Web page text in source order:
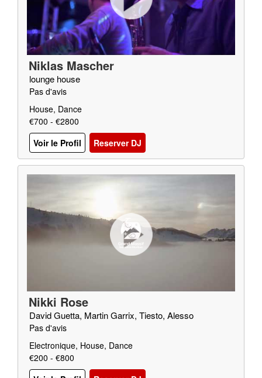
Niklas Mascher
lounge house
Pas d'avis
House, Dance
€700 - €2800
Voir le Profil
Reserver DJ
Nikki Rose
David Guetta, Martin Garrix, Tiesto, Alesso
Pas d'avis
Electronique, House, Dance
€200 - €800